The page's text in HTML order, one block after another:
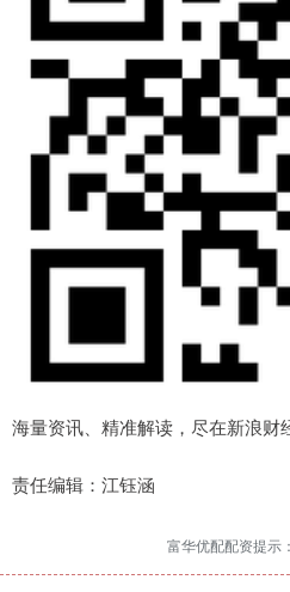
海量资讯、精准解读，尽在新浪财
责任编辑：江钰涵
富华优配配资提示